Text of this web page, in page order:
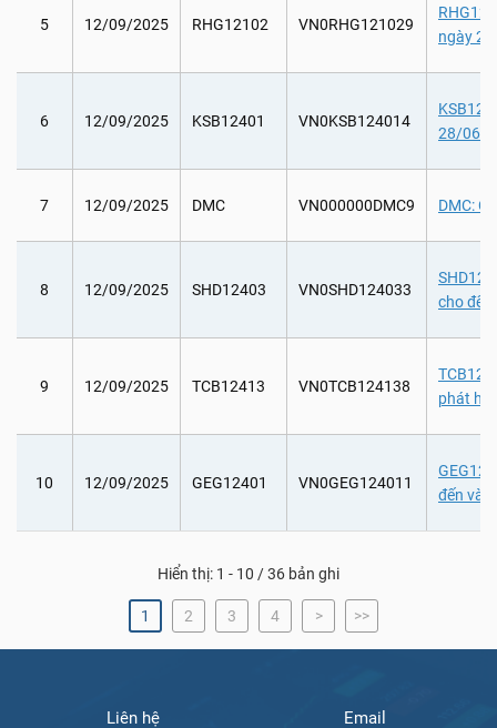
5 12/09/2025 RHG12102 VN0RHG121029
ngày
6 12/09/2025 KSB12401 VN0KSB124014
28/06/
7 12/09/2025 DMC VN000000DMC9 DMC:
8 12/09/2025 SHD12403 VN0SHD124033
cho
9 12/09/2025 TCB12413 VN0TCB124138
phát
10 12/09/2025 GEG12401 VN0GEG124011
đến và
Hiển thị: 1 - 10 / 36 bản ghi
1 2 3 4 > >>
Liên hệ Email